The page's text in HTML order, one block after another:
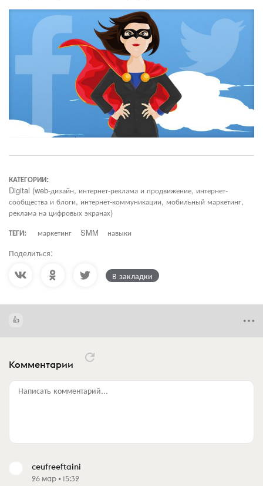
КАТЕГОРИИ:
Digital (web-дизайн, интернет-реклама и продвижение, интернет-
сообщества и блоги, интернет-коммуникации, мобильный маркетинг,
реклама на цифровых экранах)
ТЕГИ:
маркетинг SMM навыки
Поделиться:
В закладки
Комментарии
Написать комментарий...
ceufreeftaini
26 мар • 15:32